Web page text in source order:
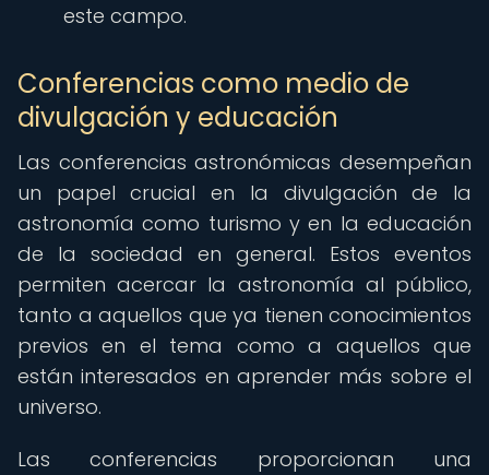
este campo.
Conferencias como medio de
divulgación y educación
Las conferencias astronómicas desempeñan
un papel crucial en la divulgación de la
astronomía como turismo y en la educación
de la sociedad en general. Estos eventos
permiten acercar la astronomía al público,
tanto a aquellos que ya tienen conocimientos
previos en el tema como a aquellos que
están interesados en aprender más sobre el
universo.
Las conferencias proporcionan una